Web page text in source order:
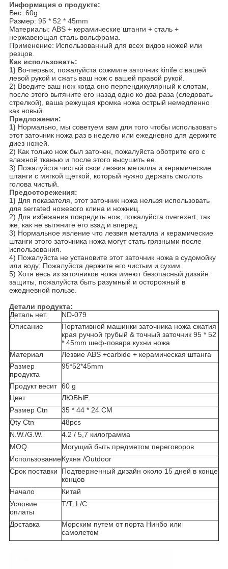
Информация о продукте:
Вес: 60g
Размер: 95 * 52 * 45mm
Материалы: ABS + керамические штанги + сталь +
нержавеющая сталь вольфрама.
Применение: Использованный для всех видов ножей или
резцов.
Как использовать:
1) Во-первых, пожалуйста сожмите заточник kinife с вашей
левой рукой и сжать ваш нож с вашей правой рукой.
2) Введите ваш нож когда оно перпендикулярный к слотам,
после этого вытяните его назад одно ко два раза (следовать
стрелкой), ваша режущая кромка ножа острый немедленно
как новый.
Предложения:
1) Нормально, мы советуем вам для того чтобы использовать
этот заточник ножа раз в неделю или ежедневно для держите
диез ножей.
2) Как только нож был заточен, пожалуйста оботрите его с
влажной тканью и после этого высушить ее.
3) Пожалуйста чистый свои лезвия металла и керамические
штанги с мягкой щеткой, который нужно держать смолоть
голова чистый.
Предосторежения:
1) Для показателя, этот заточник ножа нельзя использовать
для serrated ножевого клина и ножниц.
2) Для избежания повредить нож, пожалуйста overexert, так
же, как не вытяните его взад и вперед.
3) Нормальное явление что лезвия металла и керамические
штанги этого заточника ножа могут стать грязными после
использования.
4) Пожалуйста не установите этот заточник ножа в судомойку
или воду; Пожалуйста держите его чистым и сухим.
5) Хотя весь из заточников ножа имеют безопасный дизайн
защиты, пожалуйста быть разумный и осторожный в
ежедневной пользе.
Детали продукта:
Деталь нет.
ND-079
Описание
Портативной машинки заточника ножа сжатия
края ручной грубый & точный заточник 95 * 52
* 45mm шеф-повара кухни ножа
Материал
Лезвие ABS +carbide + керамическая штанга
Размер
продукта
95*52*45mm
Продукт весит 60 g
Цвет
ЛЮБЫЕ
Размер Ctn
35 * 44 * 24 СМ
Qty Ctn
48pcs
N.W./G.W.
4.2 / 5,7 килограмма
MOQ
Могущий быть предметом переговоров
ИспользованиеКухня /Outdoor
Срок поставки
Подтверженный дизайн около 15 дней в конце
концов
Начало
Китай
Условие
оплаты
T/T, L/C
Доставка
Морским путем от порта Нинбо или
самолетом